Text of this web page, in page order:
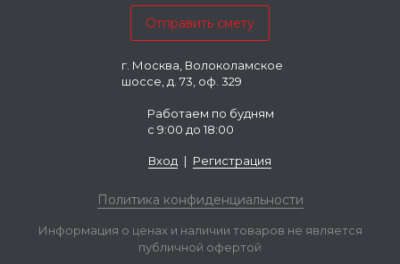
г. Москва, Волоколамское
шоссе, д. 73, оф. 329
Работаем по будням
с 9:00 до 18:00
Вход | Регистрация
Политика конфиденциальности
Информация о ценах и наличии товаров не является
публичной офертой